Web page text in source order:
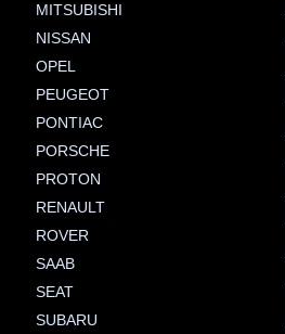
MITSUBISHI
NISSAN
OPEL
PEUGEOT
PONTIAC
PORSCHE
PROTON
RENAULT
ROVER
SAAB
SEAT
SUBARU